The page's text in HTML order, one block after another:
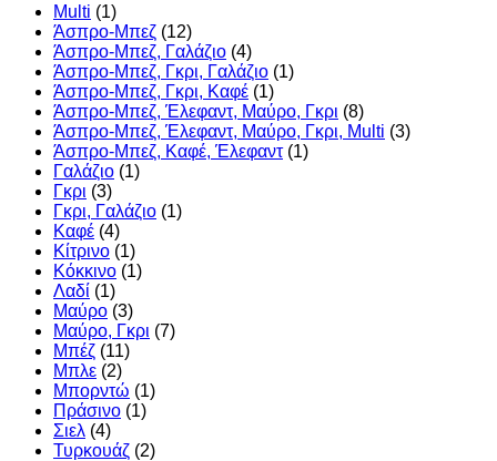
Multi (1)
Άσπρο-Μπεζ (12)
Άσπρο-Μπεζ, Γαλάζιο (4)
Άσπρο-Μπεζ, Γκρι, Γαλάζιο (1)
Άσπρο-Μπεζ, Γκρι, Καφέ (1)
Άσπρο-Μπεζ, Έλεφαντ, Μαύρο, Γκρι (8)
Άσπρο-Μπεζ, Έλεφαντ, Μαύρο, Γκρι, Multi (3)
Άσπρο-Μπεζ, Καφέ, Έλεφαντ (1)
Γαλάζιο (1)
Γκρι (3)
Γκρι, Γαλάζιο (1)
Καφέ (4)
Κίτρινο (1)
Κόκκινο (1)
Λαδί (1)
Μαύρο (3)
Μαύρο, Γκρι (7)
Μπέζ (11)
Μπλε (2)
Μπορντώ (1)
Πράσινο (1)
Σιελ (4)
Τυρκουάζ (2)